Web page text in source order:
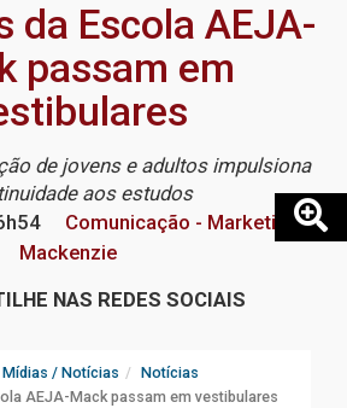
da Escola AEJA-
passam em
de jovens e adultos impulsiona
aos estudos
Comunicação - Marketing
Mackenzie
NAS REDES SOCIAIS
Mídias / Notícias
Notícias
AEJA-Mack passam em vestibulares